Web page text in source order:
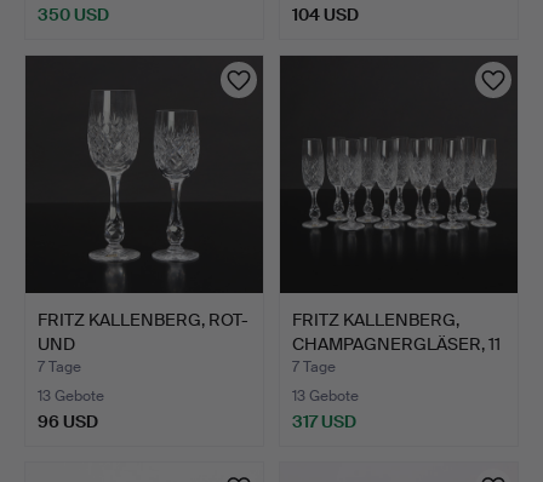
350 USD 104 USD
FRITZ KALLENBERG, ROT-
UND
WEISSWEINGLÄSER…
7 Tage
13 Gebote
96 USD
FRITZ KALLENBERG,
CHAMPAGNERGLÄSER, 11
STÜ…
7 Tage
13 Gebote
317 USD